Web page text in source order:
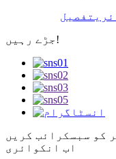
تفصیل
جڑے رہیں!
اب انکوائری